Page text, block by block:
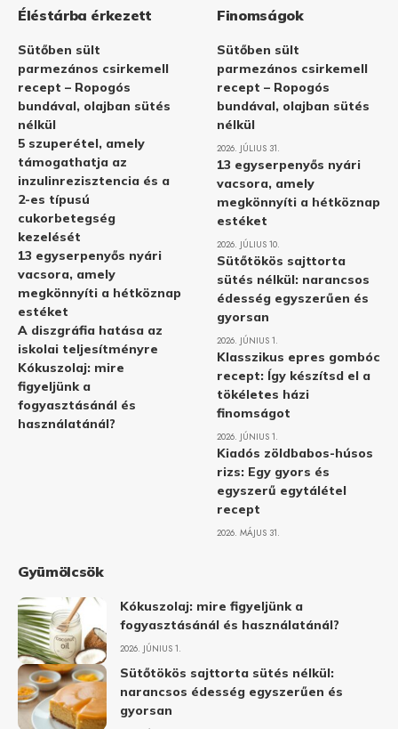
Éléstárba érkezett
Sütőben sült
parmezános csirkemell
recept – Ropogós
bundával, olajban sütés
nélkül
5 szuperétel, amely
támogathatja az
inzulinrezisztencia és a
2-es típusú
cukorbetegség
kezelését
13 egyserpenyős nyári
vacsora, amely
megkönnyíti a hétköznap
estéket
A diszgráfia hatása az
iskolai teljesítményre
Kókuszolaj: mire
figyeljünk a
fogyasztásánál és
használatánál?
Finomságok
Sütőben sült
parmezános csirkemell
recept – Ropogós
bundával, olajban sütés
nélkül
2026. JÚLIUS 31.
13 egyserpenyős nyári
vacsora, amely
megkönnyíti a hétköznap
estéket
2026. JÚLIUS 10.
Sütőtökös sajttorta
sütés nélkül: narancsos
édesség egyszerűen és
gyorsan
2026. JÚNIUS 1.
Klasszikus epres gombóc
recept: Így készítsd el a
tökéletes házi
finomságot
2026. JÚNIUS 1.
Kiadós zöldbabos-húsos
rizs: Egy gyors és
egyszerű egytálétel
recept
2026. MÁJUS 31.
Gyümölcsök
Kókuszolaj: mire figyeljünk a
fogyasztásánál és használatánál?
2026. JÚNIUS 1.
Sütőtökös sajttorta sütés nélkül:
narancsos édesség egyszerűen és
gyorsan